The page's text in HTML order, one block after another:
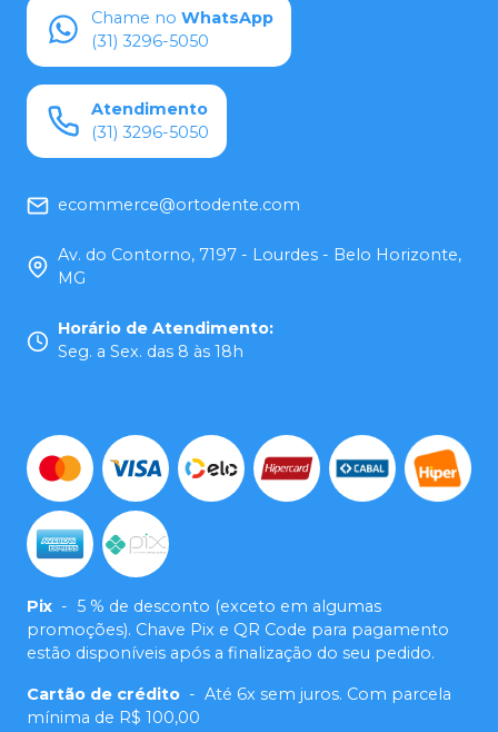
Chame no WhatsApp
(31) 3296-5050
Atendimento
(31) 3296-5050
ecommerce@ortodente.com
Av. do Contorno, 7197 - Lourdes - Belo Horizonte,
MG
Horário de Atendimento:
Seg. a Sex. das 8 às 18h
Pix - 5 % de desconto (exceto em algumas
promoções). Chave Pix e QR Code para pagamento
estão disponíveis após a finalização do seu pedido.
Cartão de crédito - Até 6x sem juros. Com parcela
mínima de R$ 100,00